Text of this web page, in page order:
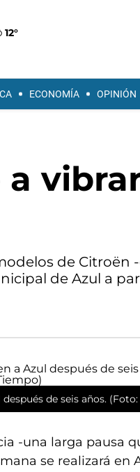
12°
ECONOMÍA OPINIÓN
de Citroën
de Azul a
de seis años.
-una larga pausa
se realizará en